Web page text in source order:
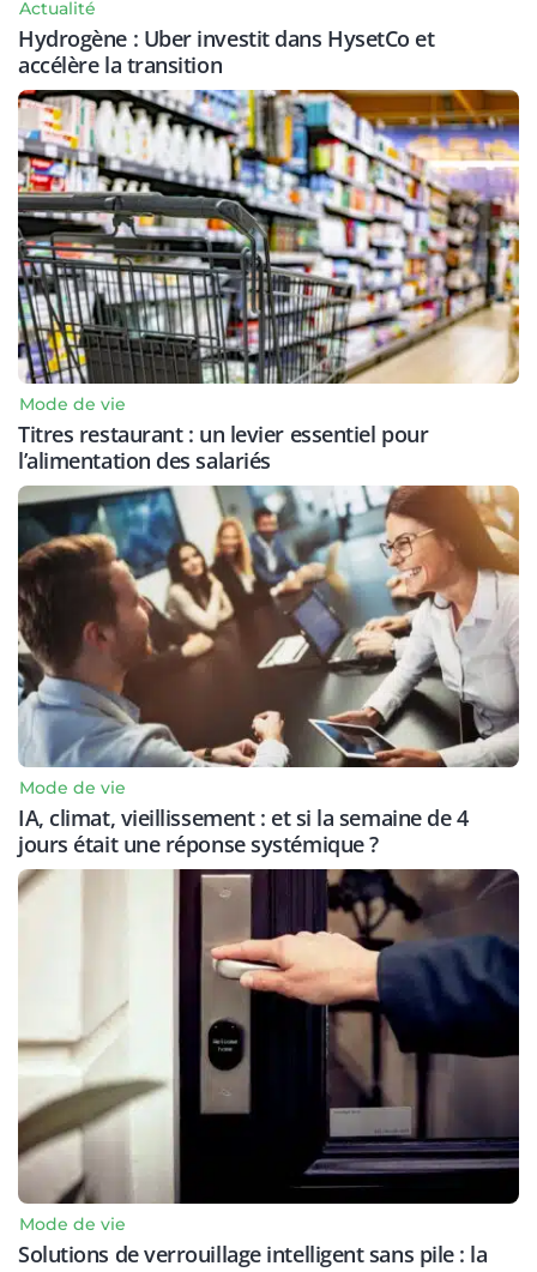
Actualité
Hydrogène : Uber investit dans HysetCo et
accélère la transition
Mode de vie
Titres restaurant : un levier essentiel pour
l’alimentation des salariés
Mode de vie
IA, climat, vieillissement : et si la semaine de 4
jours était une réponse systémique ?
Mode de vie
Solutions de verrouillage intelligent sans pile : la